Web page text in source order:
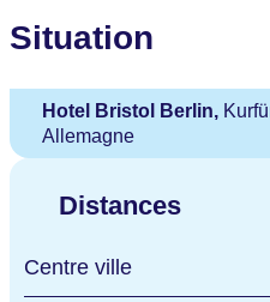
Situation
Hotel Bristol Berlin,
Allemagne
Distances
Centre ville